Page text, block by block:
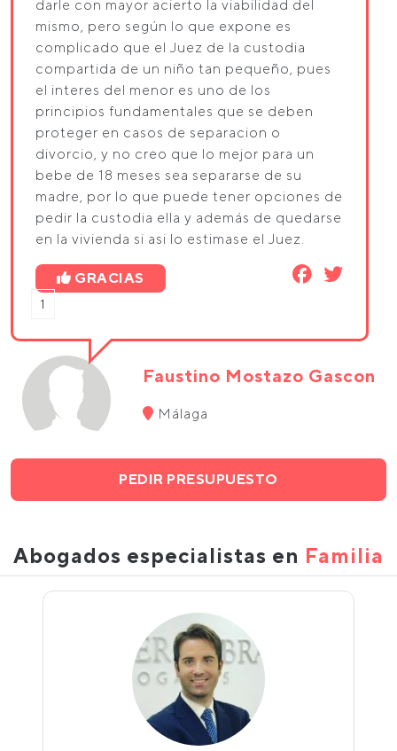
darle con mayor acierto la viabilidad del
mismo, pero según lo que expone es
complicado que el Juez de la custodia
compartida de un niño tan pequeño, pues
el interes del menor es uno de los
principios fundamentales que se deben
proteger en casos de separacion o
divorcio, y no creo que lo mejor para un
bebe de 18 meses sea separarse de su
madre, por lo que puede tener opciones de
pedir la custodia ella y además de quedarse
en la vivienda si asi lo estimase el Juez.
GRACIAS
1
Faustino Mostazo Gascon
Málaga
PEDIR PRESUPUESTO
Abogados especialistas en Familia